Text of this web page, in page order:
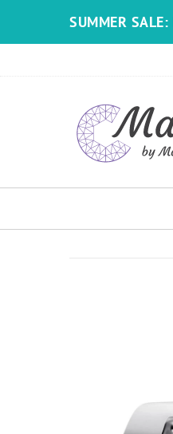
SUMMER SALE: